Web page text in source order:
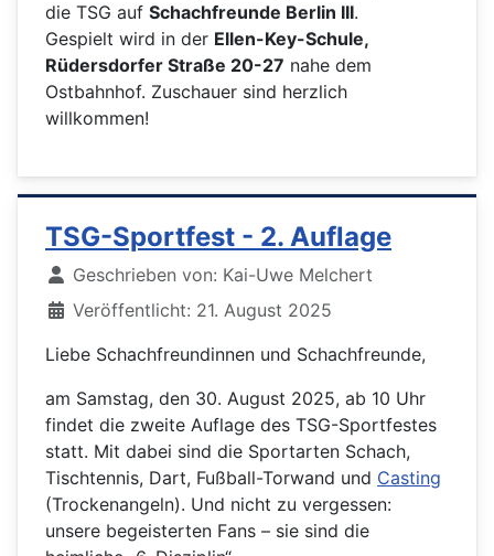
die TSG auf Schachfreunde Berlin III.
Gespielt wird in der Ellen-Key-Schule,
Rüdersdorfer Straße 20-27 nahe dem
Ostbahnhof. Zuschauer sind herzlich
willkommen!
TSG-Sportfest - 2. Auflage
DetailsGeschrieben von: Kai-Uwe Melchert
Veröffentlicht: 21. August 2025
Liebe Schachfreundinnen und Schachfreunde,
am Samstag, den 30. August 2025, ab 10 Uhr
findet die zweite Auflage des TSG-Sportfestes
statt. Mit dabei sind die Sportarten Schach,
Tischtennis, Dart, Fußball-Torwand und Casting
(Trockenangeln). Und nicht zu vergessen:
unsere begeisterten Fans – sie sind die